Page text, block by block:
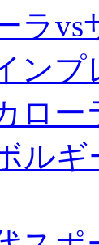
ラvs
ンプ
ロー
ルギ